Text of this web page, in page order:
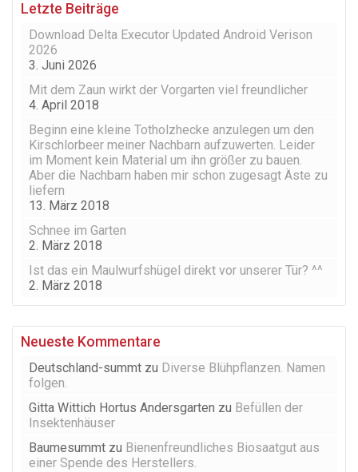
Letzte Beiträge
Download Delta Executor Updated Android Verison
2026
3. Juni 2026
Mit dem Zaun wirkt der Vorgarten viel freundlicher
4. April 2018
Beginn eine kleine Totholzhecke anzulegen um den
Kirschlorbeer meiner Nachbarn aufzuwerten. Leider
im Moment kein Material um ihn größer zu bauen.
Aber die Nachbarn haben mir schon zugesagt Äste zu
liefern
13. März 2018
Schnee im Garten
2. März 2018
Ist das ein Maulwurfshügel direkt vor unserer Tür? ^^
2. März 2018
Neueste Kommentare
Deutschland-summt zu Diverse Blühpflanzen. Namen
folgen.
Gitta Wittich Hortus Andersgarten zu Befüllen der
Insektenhäuser
Baumesummt zu Bienenfreundliches Biosaatgut aus
einer Spende des Herstellers.